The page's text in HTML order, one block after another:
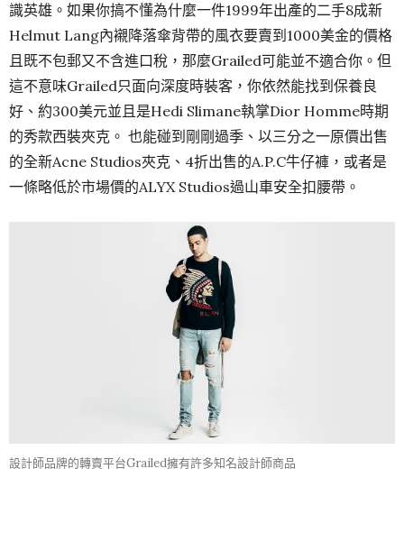
識英雄。如果你搞不懂為什麼一件1999年出產的二手8成新
Helmut Lang內襯降落傘背帶的風衣要賣到1000美金的價格
且既不包郵又不含進口稅，那麼Grailed可能並不適合你。但
這不意味Grailed只面向深度時裝客，你依然能找到保養良
好、約300美元並且是Hedi Slimane執掌Dior Homme時期
的秀款西裝夾克。 也能碰到剛剛過季、以三分之一原價出售
的全新Acne Studios夾克、4折出售的A.P.C牛仔褲，或者是
一條略低於市場價的ALYX Studios過山車安全扣腰帶。
設計師品牌的轉賣平台Grailed擁有許多知名設計師商品